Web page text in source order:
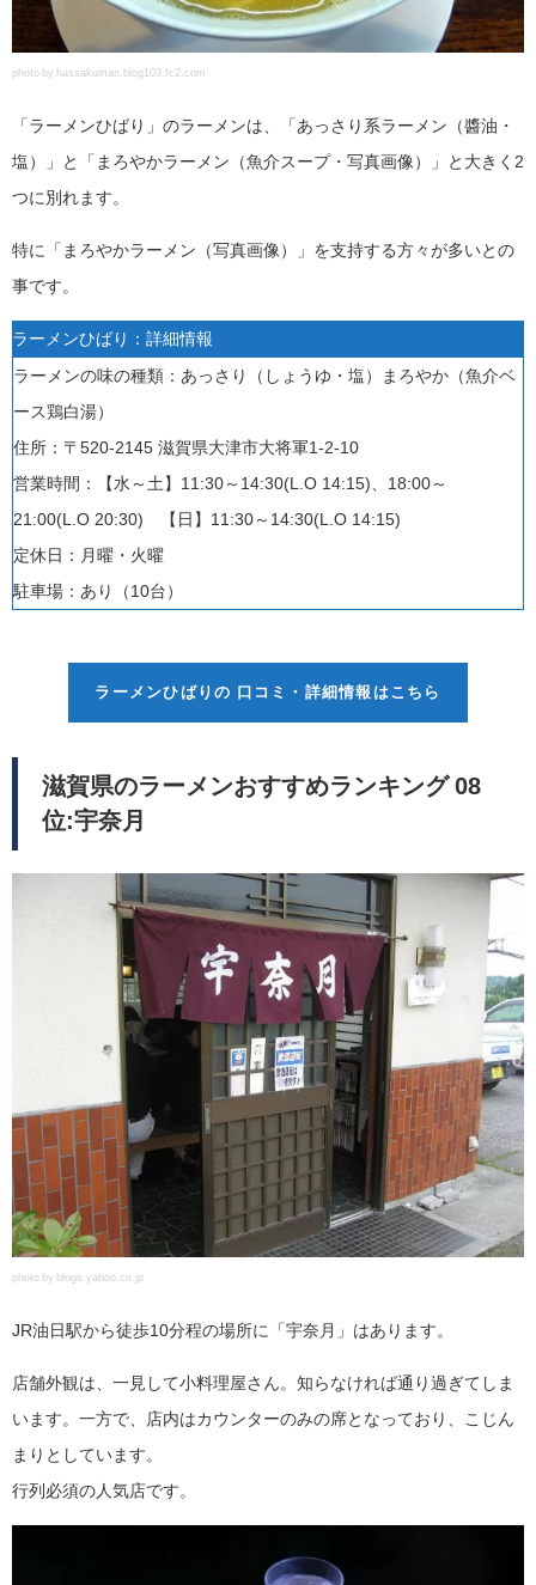
photo by hassakuman.blog103.fc2.com
「ラーメンひばり」のラーメンは、「あっさり系ラーメン（醬油・
塩）」と「まろやかラーメン（魚介スープ・写真画像）」と大きく2
つに別れます。
特に「まろやかラーメン（写真画像）」を支持する方々が多いとの
事です。
ラーメンひばり：詳細情報
ラーメンの味の種類：あっさり（しょうゆ・塩）まろやか（魚介ベ
ース鶏白湯）
住所：〒520-2145 滋賀県大津市大将軍1-2-10
営業時間： 【水～土】 11:30～14:30(L.O 14:15)、 18:00～
21:00(L.O 20:30) 【日】 11:30～14:30(L.O 14:15)
定休日： 月曜・火曜
駐車場：あり（ 10台）
ラーメンひばりの 口コミ・詳細情報はこちら
滋賀県のラーメンおすすめランキング 08
位:宇奈月
photo by blogs.yahoo.co.jp
JR油日駅から徒歩10分程の場所に「宇奈月」はあります。
店舗外観は、一見して小料理屋さん。知らなければ通り過ぎてしま
います。一方で、店内はカウンターのみの席となっており、こじん
まりとしています。
行列必須の人気店です。